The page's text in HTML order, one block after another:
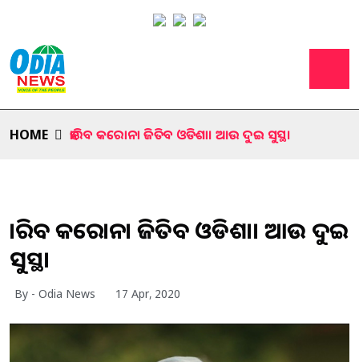
HOME ହାରିବ କରୋନା ଜିତିବ ଓଡିଶା। ଆଉ ଦୁଇ ସୁସ୍ଥ।
ହାରିବ କରୋନା ଜିତିବ ଓଡିଶା। ଆଉ ଦୁଇ
ସୁସ୍ଥ।
By - Odia News 17 Apr, 2020